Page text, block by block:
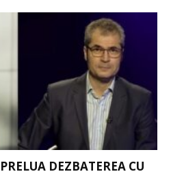
DEZBATEREA CU